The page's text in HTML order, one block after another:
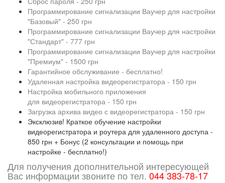
Программирование сигнализации Ваучер для настройки
"Базовый" - 250 грн
Программирование сигнализации Ваучер для настройки
"Стандарт" - 777 грн
Программирование сигнализации Ваучер для настройки
"Премиум" - 1500 грн
Гарантийное обслуживание - бесплатно!
Удаленная настройка видеорегистратора - 150 грн
Настройка мобильного приложения
для видеорегистратора - 150 грн
Загрузка архива видео с видеорегистратора - 150 грн
Эксклюзив! Краткое обучение настройки
видеорегистратора и роутера для удаленного доступа -
850 грн + Бонус (2 консультации и помощь при
настройке - бесплатно!)
Для получения дополнительной интересующей
Вас информации звоните по тел. 044 383-78-17